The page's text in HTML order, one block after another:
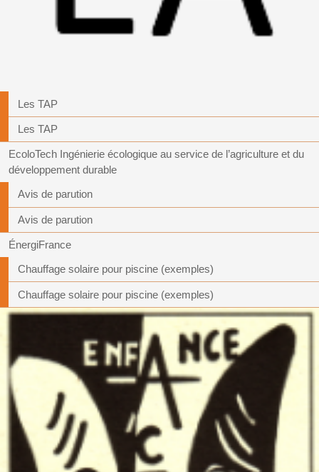
Les TAP
Les TAP
EcoloTech Ingénierie écologique au service de l’agriculture et du
développement durable
Avis de parution
Avis de parution
ÉnergiFrance
Chauffage solaire pour piscine (exemples)
Chauffage solaire pour piscine (exemples)